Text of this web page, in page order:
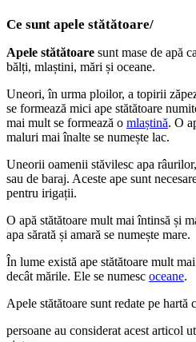
Ce sunt apele stătătoare/
Apele stătătoare sunt mase de apă
bălți, mlaștini, mări și oceane.
Uneori, în urma ploilor, a topirii
se formează mici ape stătătoare
mai mult se formează o mlaștină. O
maluri mai înalte se numește lac.
Uneorii oamenii stăvilesc apa
sau de baraj. Aceste ape sunt
pentru irigații.
O apă stătătoare mult mai întinsă și
apa sărată și amară se numește mare.
În lume există ape stătătoare mult
decât mările. Ele se numesc oceane.
Apele stătătoare sunt redate pe hartă
persoane au considerat acest articol